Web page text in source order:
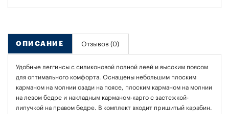
ОПИСАНИЕ Отзывов (0)
Удобные леггинсы с силиконовой полной леей и высоким поясом
для оптимального комфорта. Оснащены небольшим плоским
карманом на молнии сзади на поясе, плоским карманом на молнии
на левом бедре и накладным карманом-карго с застежкой-
липучкой на правом бедре. В комплект входит пришитый карабин.